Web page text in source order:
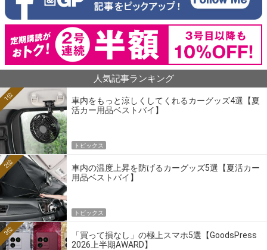
人気記事ランキング
車内をもっと涼しくしてくれるカーグッズ4選【夏
活カー用品ベストバイ】
1位
トピックス
車内の温度上昇を防げるカーグッズ5選【夏活カー
用品ベストバイ】
2位
トピックス
「買って損なし」の極上スマホ5選【GoodsPress
2026上半期AWARD】
3位